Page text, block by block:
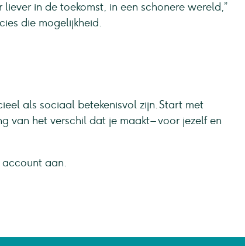
liever in de toekomst, in een schonere wereld,”
die mogelijkheid.
als sociaal betekenisvol zijn. Start met
van het verschil dat je maakt – voor jezelf en
account aan.